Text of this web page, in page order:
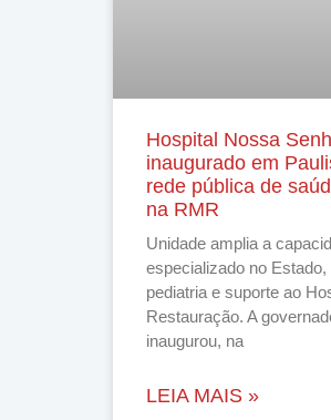
Hospital Nossa
inaugurado em
rede pública de
na RMR
Unidade amplia a
especializado no
pediatria e suporte ao
Restauração. A
inaugurou, na
LEIA MAIS »